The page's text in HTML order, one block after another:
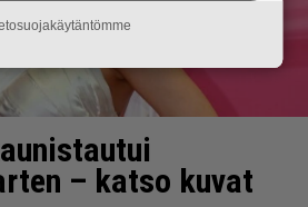
– katso kuvat